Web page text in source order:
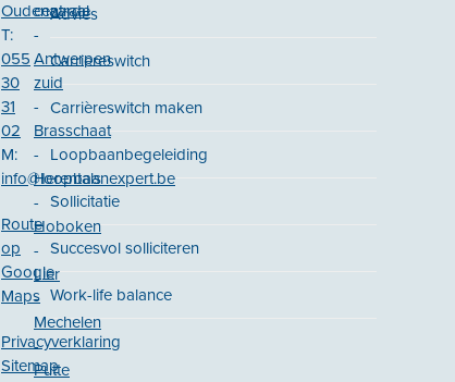
Advies
Carriereswitch
Carrièreswitch maken
Loopbaanbegeleiding
Sollicitatie
Succesvol solliciteren
Work-life balance
Oudenaarde
T:
055
30
31
02
M:
info@loopbaanexpert.be
Route
op
Google
Maps
Privacyverklaring
Sitemap
centraal
-
Antwerpen
zuid
-
Brasschaat
-
Herentals
-
Hoboken
-
Lier
-
Mechelen
-
Putte